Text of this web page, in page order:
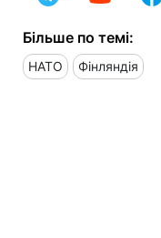
Більше по темі:
НАТО Фінляндія